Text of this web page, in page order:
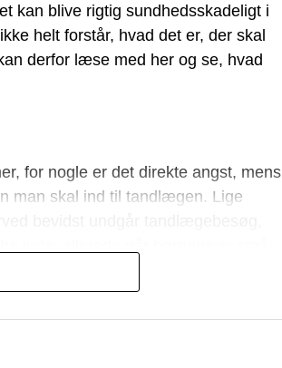
kan blive rigtig sundhedsskadeligt i
helt forstår, hvad det er, der skal
derfor læse med her og se, hvad
for nogle er det direkte angst, mens
man skal ind til tandlægen. Lige
også forskel på, hvordan man skal